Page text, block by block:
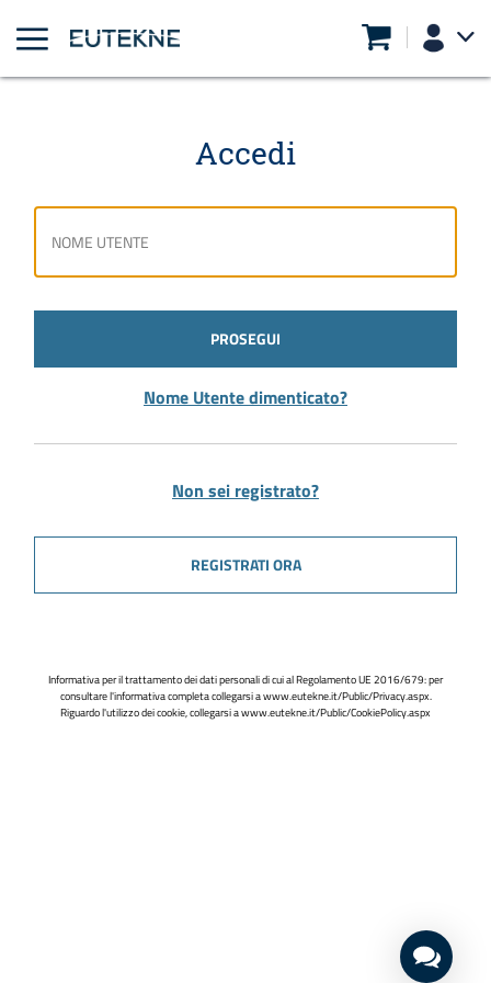
Accedi
PROSEGUI
Nome Utente dimenticato?
Non sei registrato?
REGISTRATI ORA
Informativa per il trattamento dei dati personali di cui al Regolamento UE 2016/679: per
consultare l'informativa completa collegarsi awww.eutekne.it/Public/Privacy.aspx.
Riguardo l'utilizzo dei cookie, collegarsi awww.eutekne.it/Public/CookiePolicy.aspx